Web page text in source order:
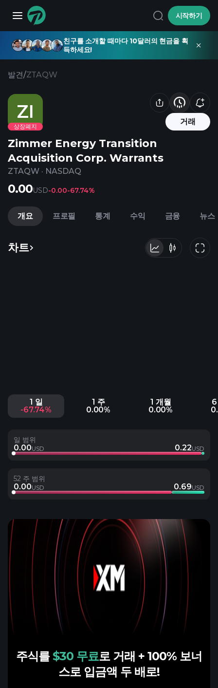
시작하기
친구를 소개할 때마다 10달러의 현금을 획
득하세요!
발견/ZTAQW
ZI
상장폐지
거래
Zimmer Energy Transition
Acquisition Corp. Warrants
ZTAQW · NASDAQ
0.00USD-0.00-67.74%
개요 프로필 통계 수익 금융 뉴스
차트
1 일
-67.74%
1 주
0.00%
1 개월
0.00%
6
일 범위
0.00USD 0.22USD
52 주 범위
0.00USD 0.69USD
주식를 $30 무료로 거래 + 100% 보너
스로 입금액 두 배로!